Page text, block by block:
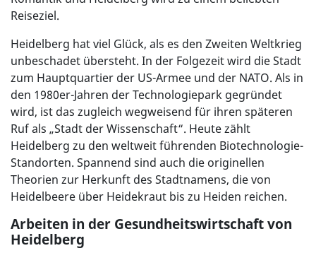
Reiseziel.
Heidelberg hat viel Glück, als es den Zweiten Weltkrieg
unbeschadet übersteht. In der Folgezeit wird die Stadt
zum Hauptquartier der US-Armee und der NATO. Als in
den 1980er-Jahren der Technologiepark gegründet
wird, ist das zugleich wegweisend für ihren späteren
Ruf als „Stadt der Wissenschaft“. Heute zählt
Heidelberg zu den weltweit führenden Biotechnologie-
Standorten. Spannend sind auch die originellen
Theorien zur Herkunft des Stadtnamens, die von
Heidelbeere über Heidekraut bis zu Heiden reichen.
Arbeiten in der Gesundheitswirtschaft von
Heidelberg